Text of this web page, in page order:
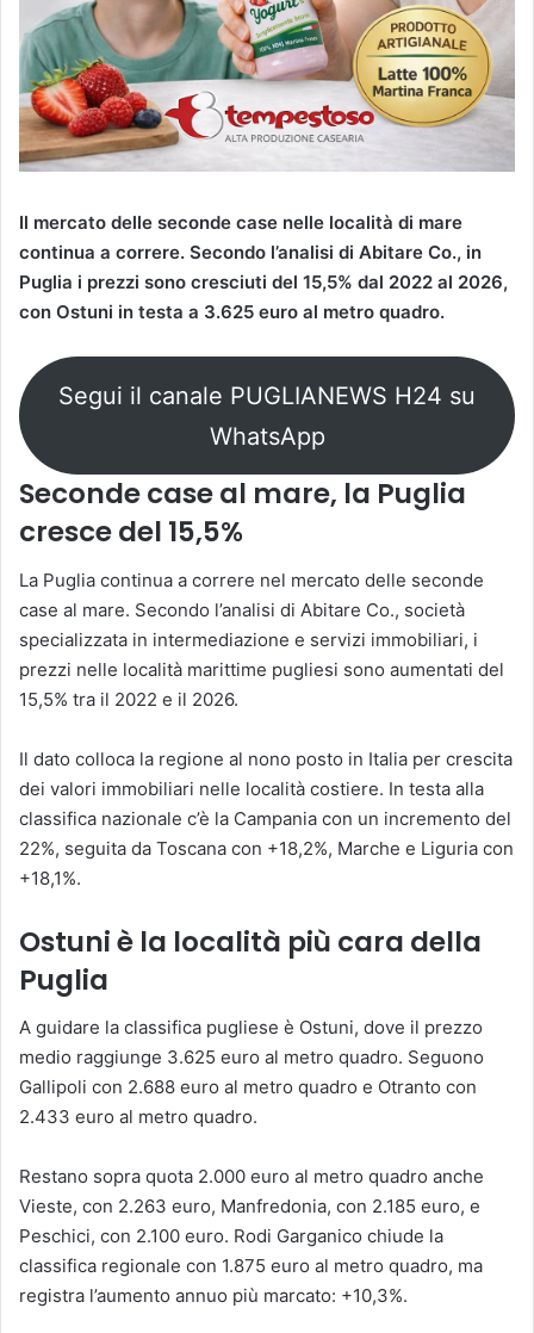
Il mercato delle seconde case nelle località di mare
continua a correre. Secondo l’analisi di Abitare Co., in
Puglia i prezzi sono cresciuti del 15,5% dal 2022 al 2026,
con Ostuni in testa a 3.625 euro al metro quadro.
Segui il canale PUGLIANEWS H24 su
WhatsApp
Seconde case al mare, la Puglia
cresce del 15,5%
La Puglia continua a correre nel mercato delle seconde
case al mare. Secondo l’analisi di Abitare Co., società
specializzata in intermediazione e servizi immobiliari, i
prezzi nelle località marittime pugliesi sono aumentati del
15,5% tra il 2022 e il 2026.
Il dato colloca la regione al nono posto in Italia per crescita
dei valori immobiliari nelle località costiere. In testa alla
classifica nazionale c’è la Campania con un incremento del
22%, seguita da Toscana con +18,2%, Marche e Liguria con
+18,1%.
Ostuni è la località più cara della
Puglia
A guidare la classifica pugliese è Ostuni, dove il prezzo
medio raggiunge 3.625 euro al metro quadro. Seguono
Gallipoli con 2.688 euro al metro quadro e Otranto con
2.433 euro al metro quadro.
Restano sopra quota 2.000 euro al metro quadro anche
Vieste, con 2.263 euro, Manfredonia, con 2.185 euro, e
Peschici, con 2.100 euro. Rodi Garganico chiude la
classifica regionale con 1.875 euro al metro quadro, ma
registra l’aumento annuo più marcato: +10,3%.